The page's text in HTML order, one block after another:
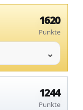
1620
Punkte
1244
Punkte